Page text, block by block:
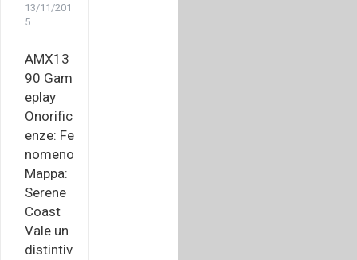
13/11/201
5
AMX13
90 Gam
eplay
Onorific
enze: Fe
nomeno
Mappa:
Serene
Coast
Vale un
distintiv